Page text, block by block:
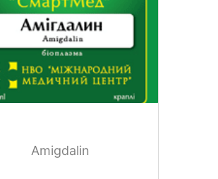
Amigdalin